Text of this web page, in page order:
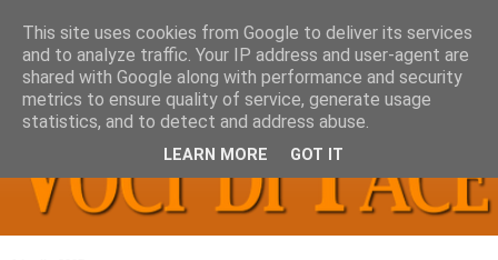
This site uses cookies from Google to deliver its services
and to analyze traffic. Your IP address and user-agent are
shared with Google along with performance and security
metrics to ensure quality of service, generate usage
statistics, and to detect and address abuse.
LEARN MORE GOT IT